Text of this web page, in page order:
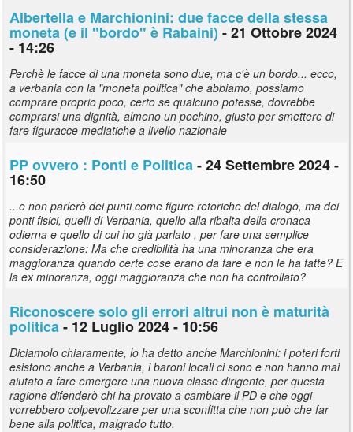
Albertella e Marchionini: due facce della stessa
moneta (e il "bordo" è Rabaini) - 21 Ottobre 2024
- 14:26
Perchè le facce di una moneta sono due, ma c'è un bordo... ecco,
a verbania con la "moneta politica" che abbiamo, possiamo
comprare proprio poco, certo se qualcuno potesse, dovrebbe
comprarsi una dignità, almeno un pochino, giusto per smettere di
fare figuracce mediatiche a livello nazionale
PP ovvero : Ponti e Politica- 24 Settembre 2024 -
16:50
...e non parlerò dei punti come figure retoriche del dialogo, ma dei
ponti fisici, quelli di Verbania, quello alla ribalta della cronaca
odierna e quello di cui ho già parlato , per fare una semplice
considerazione: Ma che credibilità ha una minoranza che era
maggioranza quando certe cose erano da fare e non le ha fatte? E
la ex minoranza, oggi maggioranza che non ha controllato?
Riconoscere solo gli errori altrui non è maturità
politica- 12 Luglio 2024 - 10:56
Diciamolo chiaramente, lo ha detto anche Marchionini: i poteri forti
esistono anche a Verbania, i baroni locali ci sono e non hanno mai
aiutato a fare emergere una nuova classe dirigente, per questa
ragione difenderò chi ha provato a cambiare il PD e che oggi
vorrebbero colpevolizzare per una sconfitta che non può che far
bene alla politica, malgrado tutto.